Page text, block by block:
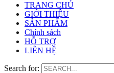
TRANG CHỦ
GIỚI THIỆU
SẢN PHẨM
Chính sách
HỖ TRỢ
LIÊN HỆ
Search for: